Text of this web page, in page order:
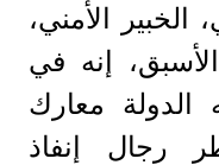
الخبير الأمني،
إنه في
معارك
رجال إنفاذ